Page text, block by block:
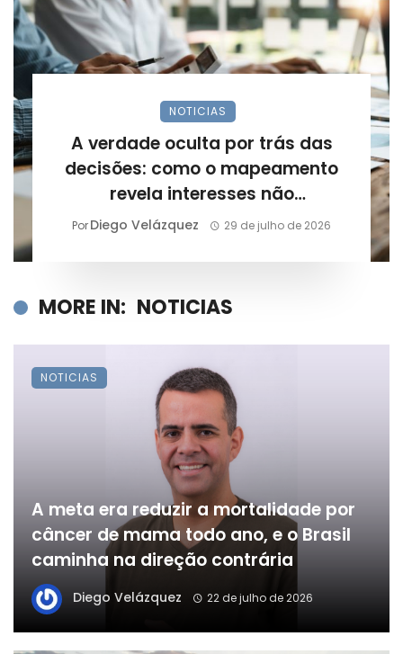
NOTICIAS
A verdade oculta por trás das
decisões: como o mapeamento
revela interesses não
declarados?
PorDiego Velázquez 29 de julho de 2026
MORE IN: NOTICIAS
A meta era reduzir a mortalidade por
câncer de mama todo ano, e o Brasil
caminha na direção contrária
Diego Velázquez 22 de julho de 2026
NOTICIAS